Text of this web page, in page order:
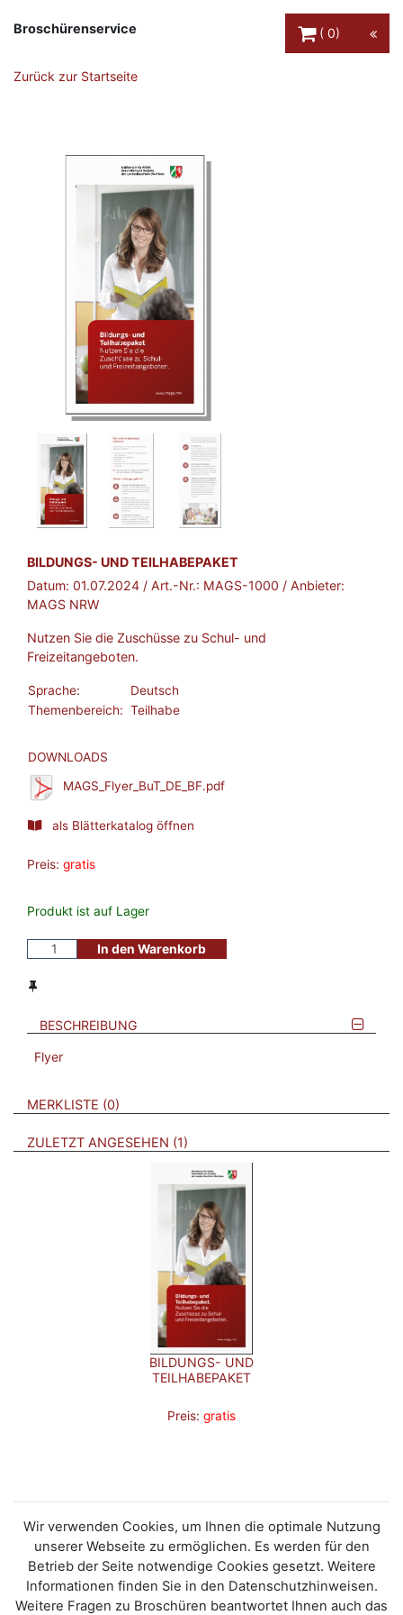
Broschürenservice
0
Zurück zur Startseite
BROSCHÜRE:
BILDUNGS- UND TEILHABEPAKET
Datum: 01.07.2024 / Art.-Nr.: MAGS-1000 / Anbieter:
MAGS NRW
Nutzen Sie die Zuschüsse zu Schul- und
Freizeitangeboten.
Sprache:
Deutsch
Themenbereich: Teilhabe
DOWNLOADS
MAGS_Flyer_BuT_DE_BF.pdf
als Blätterkatalog öffnen
Preis: gratis
Produkt ist auf Lager
In den Warenkorb
BESCHREIBUNG
Flyer
VERWEISE AUF VERMERKTE- ODER ZULETZT ANGESEHENE
MERKLISTE 0 BROSCHÜREN
ZULETZT ANGESEHEN 1 BROSCHÜREN
BILDUNGS- UND
TEILHABEPAKET
Preis: gratis
Wir verwenden Cookies, um Ihnen die optimale Nutzung
unserer Webseite zu ermöglichen. Es werden für den
Betrieb der Seite notwendige Cookies gesetzt. Weitere
Informationen finden Sie in den Datenschutzhinweisen.
Weitere Fragen zu Broschüren beantwortet Ihnen auch das